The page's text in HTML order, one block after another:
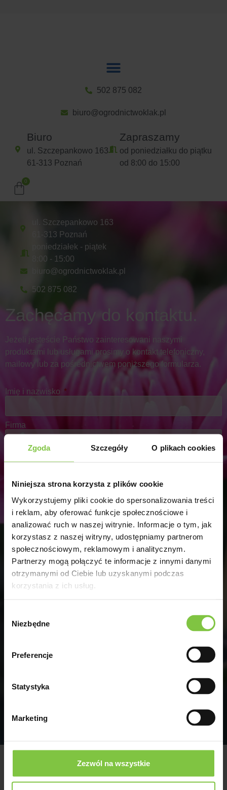
Zgoda Szczegóły O plikach cookies
Niniejsza strona korzysta z plików cookie
Wykorzystujemy pliki cookie do spersonalizowania treści
i reklam, aby oferować funkcje społecznościowe i
analizować ruch w naszej witrynie. Informacje o tym, jak
korzystasz z naszej witryny, udostępniamy partnerom
społecznościowym, reklamowym i analitycznym.
Partnerzy mogą połączyć te informacje z innymi danymi
otrzymanymi od Ciebie lub uzyskanymi podczas
korzystania z ich usług.
zgody
Niezbędne
Preferencje
Statystyka
Marketing
Zezwól na wszystkie
502 875 082
biuro@ogrodnictwoklak.pl
Biuro
ul. Szczepankowo 163
61-313 Poznań
Zapraszamy
od poniedziałku do piątku
od 8:00 do 15:00
ul. Szczepankowo 163
61-313 Poznań
poniedziałek - piątek
8:00 - 15:00
biuro@ogrodnictwoklak.pl
502 875 082
Zachęcamy do kontaktu.
Jeżeli jesteście Państwo zainteresowani naszymi
produktami lub usługami prosimy o kontakt telefoniczny,
mailowy lub za pośrednictwem poniższego formularza.
Imię i nazwisko
Firma
Treść wiadomości
Wyrażam zgodę na przetwarzanie moich danych osobowych zgodnie z
przez formularz kontaktowy. Podanie danych jest dobrowolne, ale
niezbędne do przetworzenia zapytania. Zostałem /am poinformowany /a,
poprawiania, żądania zaprzestania ich przetwarzania. Administratorem
danych osobowych jest firma Ogrodnictwo Aniela i Andrzej Kłak, ul.
Andrzej KłakKlauzula informacyjna